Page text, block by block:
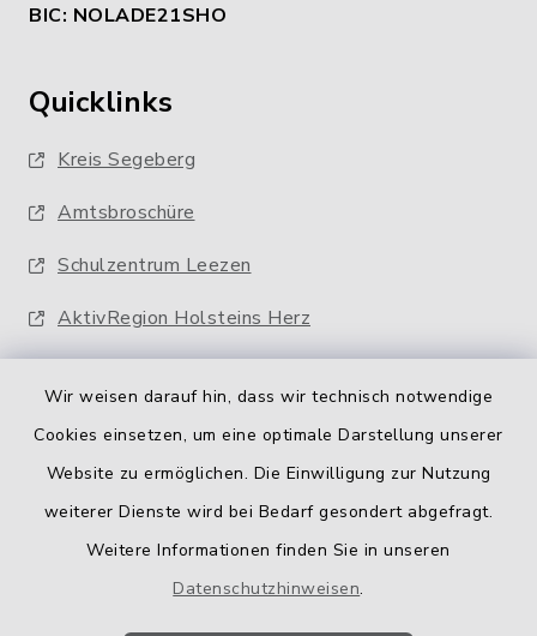
Wir weisen darauf hin, dass wir technisch notwendige
Cookies einsetzen, um eine optimale Darstellung unserer
Website zu ermöglichen. Die Einwilligung zur Nutzung
weiterer Dienste wird bei Bedarf gesondert abgefragt.
Weitere Informationen finden Sie in unseren
Datenschutzhinweisen.
BIC: NOLADE21SHO
Quicklinks
Kreis Segeberg
Amtsbroschüre
Schulzentrum Leezen
AktivRegion Holsteins Herz
Barrierefreiheit